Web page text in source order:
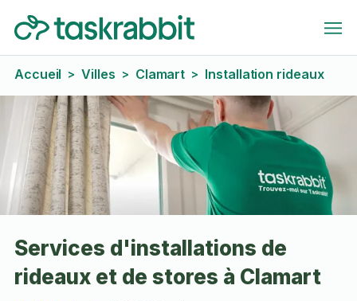
Accueil > Villes > Clamart > Installation rideaux
Services d'installations de
rideaux et de stores à Clamart